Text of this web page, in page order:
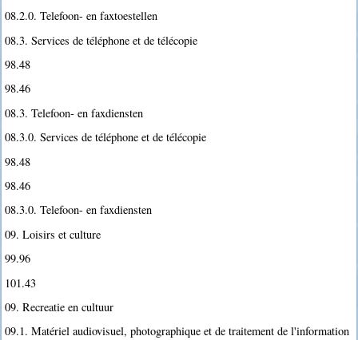
08.2.0. Telefoon- en faxtoestellen
08.3. Services de téléphone et de télécopie
98.48
98.46
08.3. Telefoon- en faxdiensten
08.3.0. Services de téléphone et de télécopie
98.48
98.46
08.3.0. Telefoon- en faxdiensten
09. Loisirs et culture
99.96
101.43
09. Recreatie en cultuur
09.1. Matériel audiovisuel, photographique et de traitement de l'information